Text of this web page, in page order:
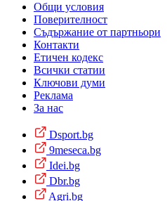
Общи условия
Поверителност
Съдържание от партньори
Контакти
Етичен кодекс
Всички статии
Ключови думи
Реклама
За нас
Dsport.bg
9meseca.bg
Idei.bg
Dbr.bg
Agri.bg